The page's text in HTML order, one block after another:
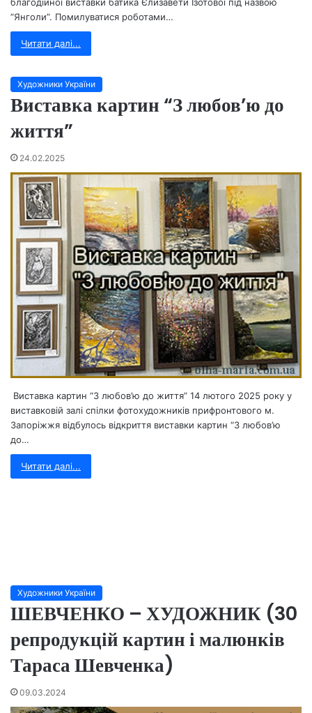
благодійної виставки батика Єлизавети Ізотової під назвою
“Янголи”. Помилуватися роботами…
Читати далі...
Художники України
Виставка картин “З любов’ю до
життя”
24.02.2025
Виставка картин “З любов’ю до життя” 14 лютого 2025 року у
виставковій залі спілки фотохудожників прифронтового м.
Запоріжжя відбулось відкриття виставки картин “З любов’ю
до…
Читати далі...
Художники України
ШЕВЧЕНКО – ХУДОЖНИК (30
репродукцій картин і малюнків
Тараса Шевченка)
09.03.2024